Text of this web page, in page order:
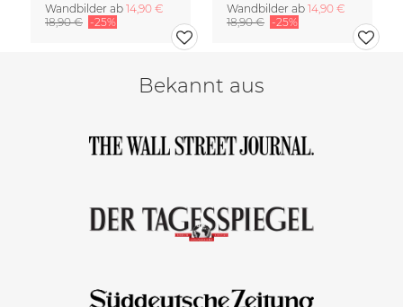
Wandbilder ab 14,90 €
18,90 € -25%
Wandbilder ab 14,90 €
18,90 € -25%
Bekannt aus